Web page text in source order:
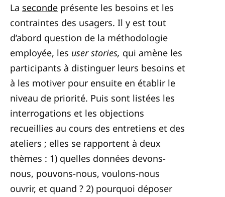
La seconde présente les besoins et les
contraintes des usagers. Il y est tout
d’abord question de la méthodologie
employée, les user stories, qui amène les
participants à distinguer leurs besoins et
à les motiver pour ensuite en établir le
niveau de priorité. Puis sont listées les
interrogations et les objections
recueillies au cours des entretiens et des
ateliers ; elles se rapportent à deux
thèmes : 1) quelles données devons-
nous, pouvons-nous, voulons-nous
ouvrir, et quand ? 2) pourquoi déposer